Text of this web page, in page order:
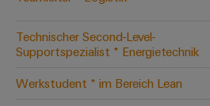
Technischer Second-Level-
Supportspezialist * Energietechnik
Werkstudent * im Bereich Lean